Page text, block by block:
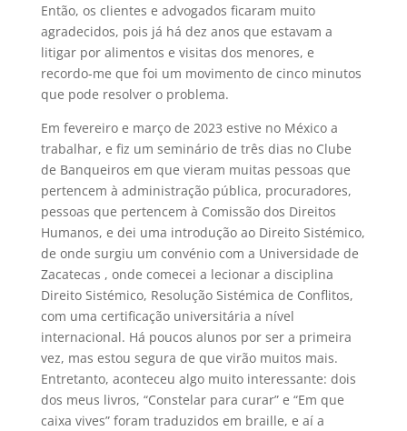
Então, os clientes e advogados ficaram muito
agradecidos, pois já há dez anos que estavam a
litigar por alimentos e visitas dos menores, e
recordo-me que foi um movimento de cinco minutos
que pode resolver o problema.
Em fevereiro e março de 2023 estive no México a
trabalhar, e fiz um seminário de três dias no Clube
de Banqueiros em que vieram muitas pessoas que
pertencem à administração pública, procuradores,
pessoas que pertencem à Comissão dos Direitos
Humanos, e dei uma introdução ao Direito Sistémico,
de onde surgiu um convénio com a Universidade de
Zacatecas , onde comecei a lecionar a disciplina
Direito Sistémico, Resolução Sistémica de Conflitos,
com uma certificação universitária a nível
internacional. Há poucos alunos por ser a primeira
vez, mas estou segura de que virão muitos mais.
Entretanto, aconteceu algo muito interessante: dois
dos meus livros, “Constelar para curar” e “Em que
caixa vives” foram traduzidos em braille, e aí a